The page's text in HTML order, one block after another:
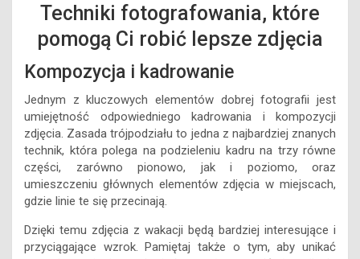
Techniki fotografowania, które
pomogą Ci robić lepsze zdjęcia
Kompozycja i kadrowanie
Jednym z kluczowych elementów dobrej fotografii jest
umiejętność odpowiedniego kadrowania i kompozycji
zdjęcia. Zasada trójpodziału to jedna z najbardziej znanych
technik, która polega na podzieleniu kadru na trzy równe
części, zarówno pionowo, jak i poziomo, oraz
umieszczeniu głównych elementów zdjęcia w miejscach,
gdzie linie te się przecinają.
Dzięki temu zdjęcia z wakacji będą bardziej interesujące i
przyciągające wzrok. Pamiętaj także o tym, aby unikać